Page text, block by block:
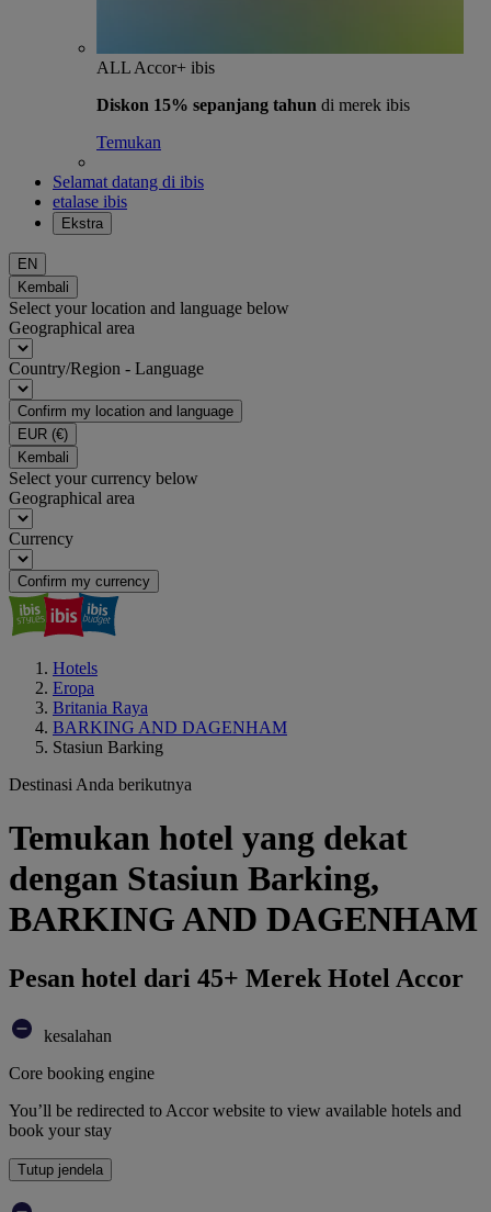
ALL Accor+ ibis
Diskon 15% sepanjang tahun di merek ibis
Temukan
Selamat datang di ibis
etalase ibis
Ekstra
EN
Kembali
Select your location and language below
Geographical area
Country/Region - Language
Confirm my location and language
EUR (€)
Kembali
Select your currency below
Geographical area
Currency
Confirm my currency
Hotels
Eropa
Britania Raya
BARKING AND DAGENHAM
Stasiun Barking
Destinasi Anda berikutnya
Temukan hotel yang dekat
dengan Stasiun Barking,
BARKING AND DAGENHAM
Pesan hotel dari 45+ Merek Hotel Accor
kesalahan
Core booking engine
You’ll be redirected to Accor website to view available hotels and
book your stay
Tutup jendela